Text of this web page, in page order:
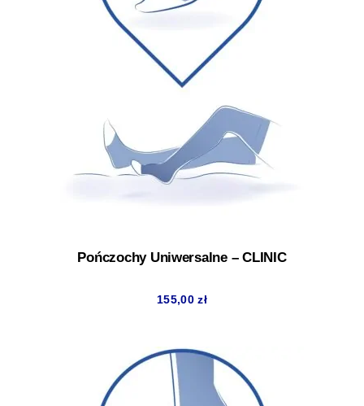
Pończochy Uniwersalne – CLINIC
155,00zł